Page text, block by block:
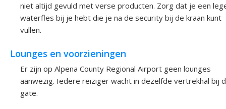
niet altijd gevuld met verse producten. Zorg dat je een
waterfles bij je hebt die je na de security bij de kraan kunt
vullen.
Lounges en voorzieningen
Er zijn op Alpena County Regional Airport geen lounges
aanwezig. Iedere reiziger wacht in dezelfde vertrekhal bij
gate.